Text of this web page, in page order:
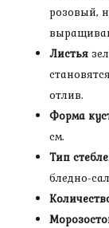
розовый,
Листья
отлив.
Форма
см.
Тип
бледно-